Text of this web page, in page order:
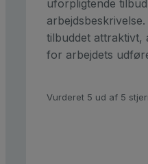
uforpligtende
tilbuddet attraktivt,
for arbejdets
Vurderet 5 ud af 5